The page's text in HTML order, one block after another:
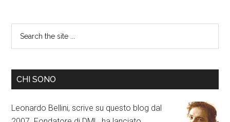
CHI SONO
Leonardo Bellini, scrive su questo blog dal